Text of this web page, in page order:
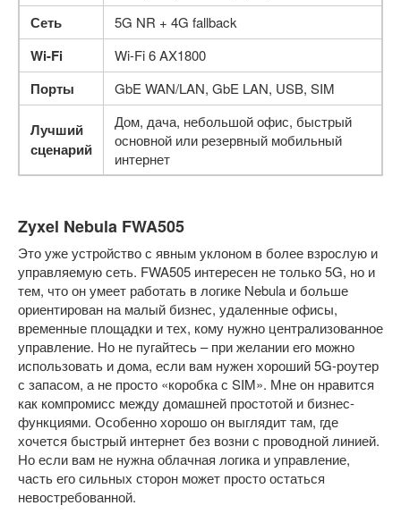
Сеть 5G NR + 4G fallback
Wi-Fi Wi-Fi 6 AX1800
Порты GbE WAN/LAN, GbE LAN, USB, SIM
Лучший
сценарий
Дом, дача, небольшой офис, быстрый
основной или резервный мобильный
интернет
Zyxel Nebula FWA505
Это уже устройство с явным уклоном в более взрослую и
управляемую сеть. FWA505 интересен не только 5G, но и
тем, что он умеет работать в логике Nebula и больше
ориентирован на малый бизнес, удаленные офисы,
временные площадки и тех, кому нужно централизованное
управление. Но не пугайтесь – при желании его можно
использовать и дома, если вам нужен хороший 5G-роутер
с запасом, а не просто «коробка с SIM». Мне он нравится
как компромисс между домашней простотой и бизнес-
функциями. Особенно хорошо он выглядит там, где
хочется быстрый интернет без возни с проводной линией.
Но если вам не нужна облачная логика и управление,
часть его сильных сторон может просто остаться
невостребованной.